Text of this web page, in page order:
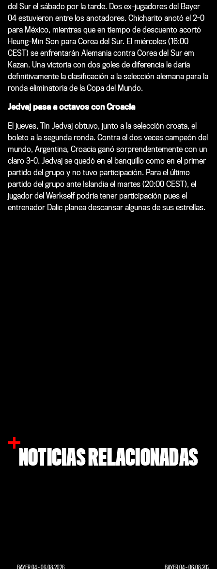
del Sur el sábado por la tarde. Dos ex-jugadores del Bayer
04 estuvieron entre los anotadores. Chicharito anotó el 2-0
para México, mientras que en tiempo de descuento acortó
Heung-Min Son para Corea del Sur. El miércoles (16:00
CEST) se enfrentarán Alemania contra Corea del Sur em
Kazan. Una victoria con dos goles de diferencia le daría
definitivamente la clasificación a la selección alemana para la
ronda eliminatoria de la Copa del Mundo.
Jedvaj pasa a octavos con Croacia
El jueves, Tin Jedvaj obtuvo, junto a la selección croata, el
boleto a la segunda ronda. Contra el dos veces campeón del
mundo, Argentina, Croacia ganó sorprendentemente con un
claro 3-0. Jedvaj se quedó en el banquillo como en el primer
partido del grupo y no tuvo participación. Para el último
partido del grupo ante Islandia el martes (20:00 CEST), el
jugador del Werkself podría tener participación pues el
entrenador Dalic planea descansar algunas de sus estrellas.
NOTICIAS RELACIONADAS
BAYER 04-06.08.2026 BAYER 04-06.08.2026